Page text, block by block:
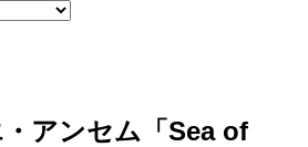
アンセム「Sea of